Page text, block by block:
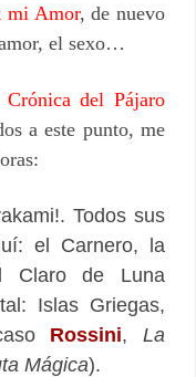
mi Amor, de nuevo
el sexo…
Crónica del Pájaro
a este punto, me
Todos sus
el Carnero, la
Claro de Luna
Islas Griegas,
Rossini,La
Mágica).